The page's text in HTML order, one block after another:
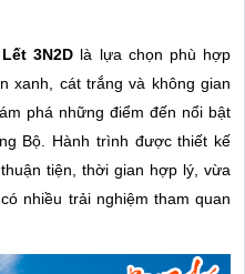
3N2D là lựa chọn phù hợp
xanh, cát trắng và không gian
phá những điểm đến nổi bật
Bộ. Hành trình được thiết kế
tiện, thời gian hợp lý, vừa
nhiều trải nghiệm tham quan